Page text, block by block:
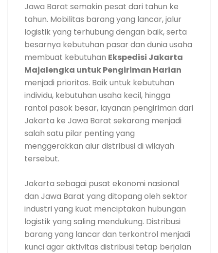
Jawa Barat semakin pesat dari tahun ke
tahun. Mobilitas barang yang lancar, jalur
logistik yang terhubung dengan baik, serta
besarnya kebutuhan pasar dan dunia usaha
membuat kebutuhan Ekspedisi Jakarta
Majalengka untuk Pengiriman Harian
menjadi prioritas. Baik untuk kebutuhan
individu, kebutuhan usaha kecil, hingga
rantai pasok besar, layanan pengiriman dari
Jakarta ke Jawa Barat sekarang menjadi
salah satu pilar penting yang
menggerakkan alur distribusi di wilayah
tersebut.
Jakarta sebagai pusat ekonomi nasional
dan Jawa Barat yang ditopang oleh sektor
industri yang kuat menciptakan hubungan
logistik yang saling mendukung. Distribusi
barang yang lancar dan terkontrol menjadi
kunci agar aktivitas distribusi tetap berjalan